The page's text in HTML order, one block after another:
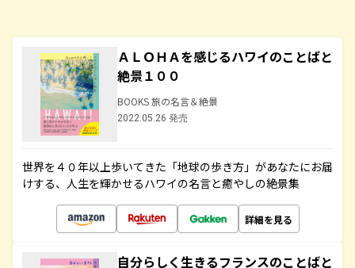
ＡＬＯＨＡを感じるハワイのことばと
絶景１００
BOOKS 旅の名言＆絶景
2022.05.26 発売
世界を４０年以上歩いてきた「地球の歩き方」があなたにお届
けする、人生を輝かせるハワイの名言と癒やしの絶景集
詳細を見る
自分らしく生きるフランスのことばと